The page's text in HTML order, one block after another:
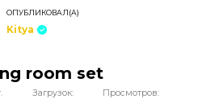
ОПУБЛИКОВАЛ(А)
Kitya
room set
Загрузок:
Просмотров: